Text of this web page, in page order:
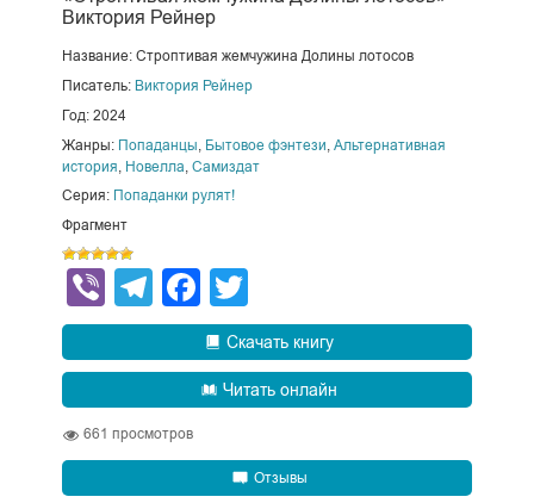
Виктория Рейнер
Название: Строптивая жемчужина Долины лотосов
Писатель: Виктория Рейнер
Год: 2024
Жанры: Попаданцы Бытовое фэнтези Альтернативная
история Новелла Самиздат
Серия: Попаданки рулят!
Фрагмент
ViberTelegram
Facebook
Скачать книгу
Читать онлайн
661 просмотров
Отзывы